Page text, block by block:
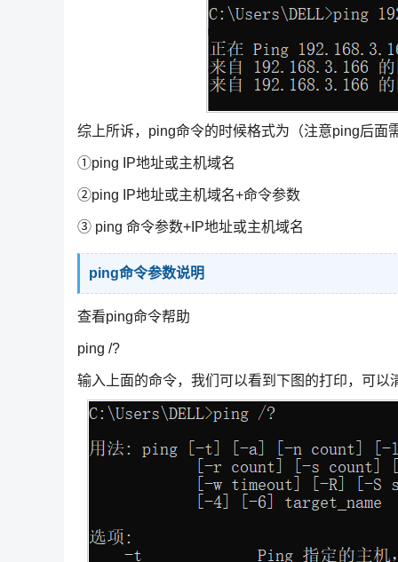
综上所诉，ping命令的时候格式为（注意ping后面
①ping IP地址或主机域名
②ping IP地址或主机域名+命令参数
③ ping 命令参数+IP地址或主机域名
ping命令参数说明
查看ping命令帮助
ping /?
输入上面的命令，我们可以看到下图的打印，可